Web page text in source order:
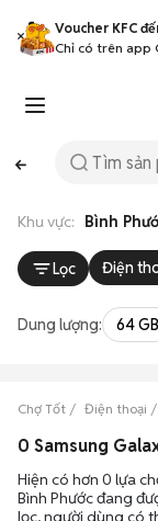
Voucher KFC
Chỉ có trên app
Khu vực: Bình
Lọc Điện
Dung lượng: 64 GB
Chợ Tốt Điện thoại
Hiện có hơn 0 lựa
Bình Phước đang
lọc, người dùng có